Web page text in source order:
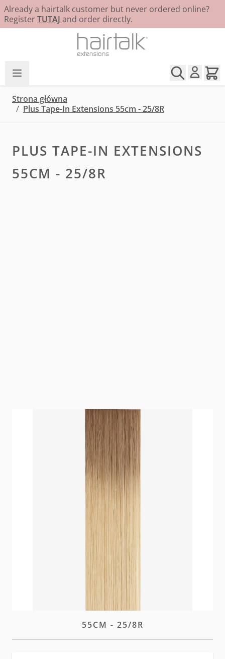
Already a hairtalk customer but never ordered online?
RegisterTUTAJ and order directly.
Strona główna
/ Plus Tape-In Extensions 55cm - 25/8R
PLUS TAPE-IN EXTENSIONS
55CM - 25/8R
Die hairtalk Plus Tapes vereinen alle Vorteile der
Standard Tapes - mit einem noch unsichtbareren
załóż konto
PLUS TAPE-IN EXTENSIONS
55CM - 25/8R